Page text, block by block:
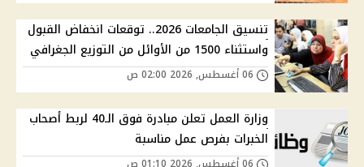
تنسيق الجامعات 2026.. توقعات انخفاض القبول
واستثناء 1500 من الأوائل من التوزيع الجغرافي
وزارة العمل تعلن مبادرة فوق الـ40 لربط أصحاب
الخبرات بفرص عمل مناسبة